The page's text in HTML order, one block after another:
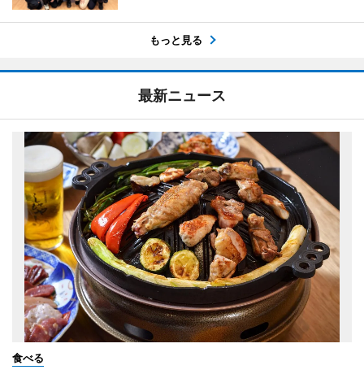
もっと見る
最新ニュース
食べる